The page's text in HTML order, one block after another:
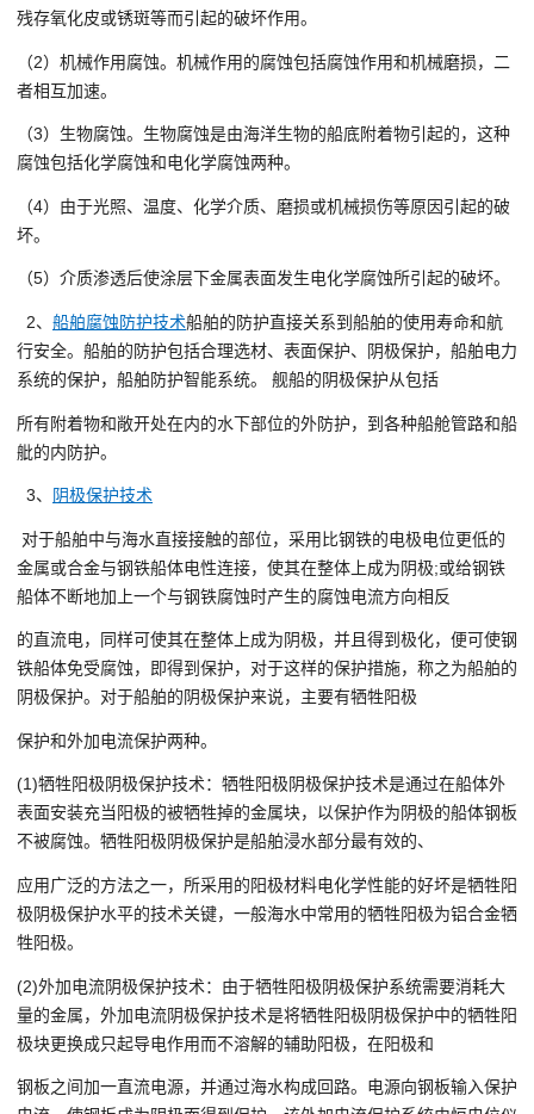
残存氧化皮或锈斑等而引起的破坏作用。
（2）机械作用腐蚀。机械作用的腐蚀包括腐蚀作用和机械磨损，二
者相互加速。
（3）生物腐蚀。生物腐蚀是由海洋生物的船底附着物引起的，这种
腐蚀包括化学腐蚀和电化学腐蚀两种。
（4）由于光照、温度、化学介质、磨损或机械损伤等原因引起的破
坏。
（5）介质渗透后使涂层下金属表面发生电化学腐蚀所引起的破坏。
2、 船舶腐蚀防护技术船舶的防护直接关系到船舶的使用寿命和航
行安全。船舶的防护包括合理选材、表面保护、阴极保护，船舶电力
系统的保护，船舶防护智能系统。 舰船的阴极保护从包括
所有附着物和敞开处在内的水下部位的外防护，到各种船舱管路和船
舭的内防护。
3、 阴极保护技术
对于船舶中与海水直接接触的部位，采用比钢铁的电极电位更低的
金属或合金与钢铁船体电性连接，使其在整体上成为阴极;或给钢铁
船体不断地加上一个与钢铁腐蚀时产生的腐蚀电流方向相反
的直流电，同样可使其在整体上成为阴极，并且得到极化，便可使钢
铁船体免受腐蚀，即得到保护，对于这样的保护措施，称之为船舶的
阴极保护。对于船舶的阴极保护来说，主要有牺牲阳极
保护和外加电流保护两种。
(1)牺牲阳极阴极保护技术：牺牲阳极阴极保护技术是通过在船体外
表面安装充当阳极的被牺牲掉的金属块，以保护作为阴极的船体钢板
不被腐蚀。牺牲阳极阴极保护是船舶浸水部分最有效的、
应用广泛的方法之一，所采用的阳极材料电化学性能的好坏是牺牲阳
极阴极保护水平的技术关键，一般海水中常用的牺牲阳极为铝合金牺
牲阳极。
(2)外加电流阴极保护技术：由于牺牲阳极阴极保护系统需要消耗大
量的金属，外加电流阴极保护技术是将牺牲阳极阴极保护中的牺牲阳
极块更换成只起导电作用而不溶解的辅助阳极，在阳极和
钢板之间加一直流电源，并通过海水构成回路。电源向钢板输入保护